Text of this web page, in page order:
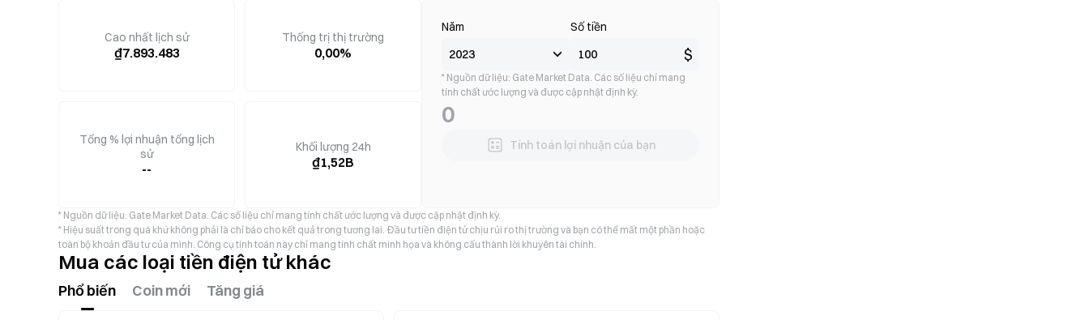
Cao nhất lịch sử
₫7.893.483
Thống trị thị trường
0,00%
Tổng % lợi nhuận tổng lịch
sử
--
Khối lượng 24h
₫1,52B
Năm Số tiền
$
* Nguồn dữ liệu: Gate Market Data. Các số liệu chỉ mang
tính chất ước lượng và được cập nhật định kỳ.
0
Tính toán lợi nhuận của bạn
* Nguồn dữ liệu: Gate Market Data. Các số liệu chỉ mang tính chất ước lượng và được cập nhật định kỳ.
* Hiệu suất trong quá khứ không phải là chỉ báo cho kết quả trong tương lai. Đầu tư tiền điện tử chịu rủi ro thị trường và bạn có thể mất một phần hoặc
toàn bộ khoản đầu tư của mình. Công cụ tính toán này chỉ mang tính chất minh họa và không cấu thành lời khuyên tài chính.
Mua các loại tiền điện tử khác
Phổ biến Coin mới Tăng giá